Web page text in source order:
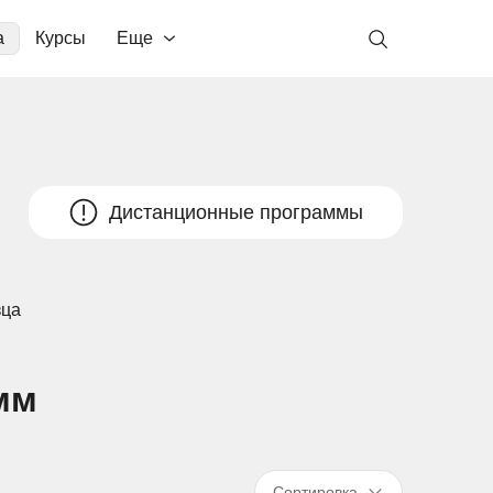
Курсы Еще
Дистанционные программы